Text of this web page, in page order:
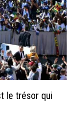
le trésor qui